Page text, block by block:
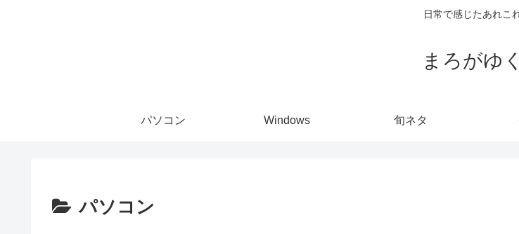
日常で感じたあれこ
まろがゆく
パソコン Windows 旬ネタ
パソコン